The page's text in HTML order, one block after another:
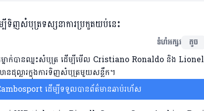
បីទិញសំបុត្រទស្សនាការប្រកួតយប់នេះ
ទំហំអក្សរ តូច
ម្នាក់បានឈ្នះសំបុត្រ ដើម្បីមើល Cristiano Ronaldo និង Lionel
ានដុល្លារក្នុងការទិញសំបុត្រមួយសន្លឹក។
ដើម្បីទទួលបានព័ត៌មានឆាប់រហ័ស